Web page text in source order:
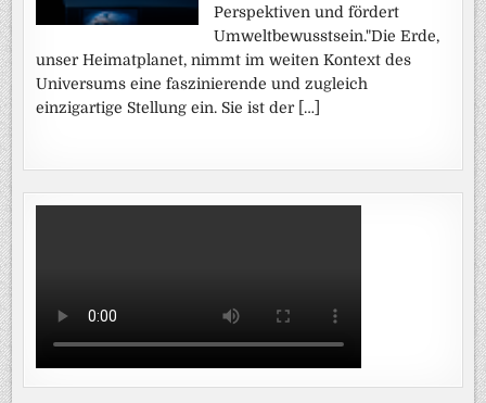
Perspektiven und fördert
Umweltbewusstsein."Die Erde,
unser Heimatplanet, nimmt im weiten Kontext des
Universums eine faszinierende und zugleich
einzigartige Stellung ein. Sie ist der […]